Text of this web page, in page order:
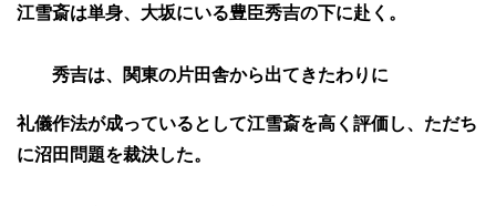
江雪斎は単身、大坂にいる豊臣秀吉の下に赴く。
秀吉は、関東の片田舎から出てきたわりに
礼儀作法が成っているとして江雪斎を高く評価し、ただち
に沼田問題を裁決した。